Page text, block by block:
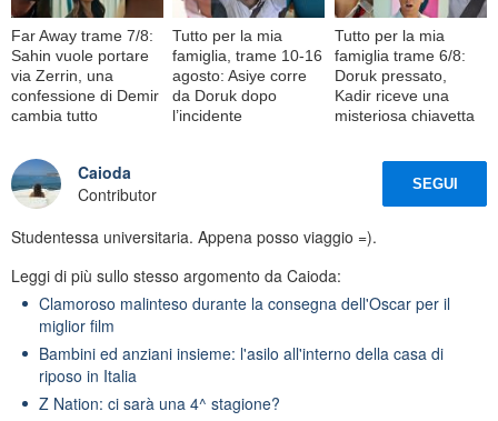
Far Away trame 7/8:
Sahin vuole portare
via Zerrin, una
confessione di Demir
cambia tutto
Tutto per la mia
famiglia, trame 10-16
agosto: Asiye corre
da Doruk dopo
l’incidente
Tutto per la mia
famiglia trame 6/8:
Doruk pressato,
Kadir riceve una
misteriosa chiavetta
Caioda
Contributor
SEGUI
Studentessa universitaria. Appena posso viaggio =).
Leggi di più sullo stesso argomento da Caioda:
Clamoroso malinteso durante la consegna dell'Oscar per il
miglior film
Bambini ed anziani insieme: l'asilo all'interno della casa di
riposo in Italia
Z Nation: ci sarà una 4^ stagione?